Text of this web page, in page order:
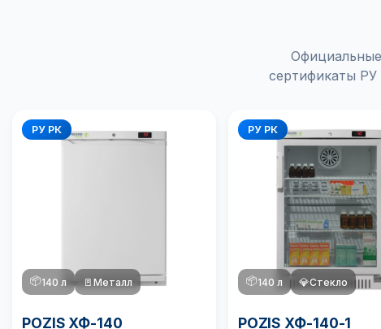
сертификаты РУ
РУ РК
📦140 л 🚪 Металл
POZIS ХФ-140
РУ РК
📦140 л 💎Стекло
POZIS ХФ-140-1